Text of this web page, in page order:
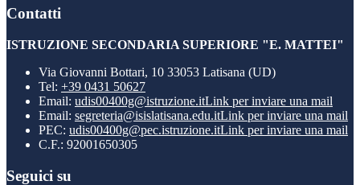
Contatti
ISTRUZIONE SECONDARIA SUPERIORE "E. MATTEI"
Via Giovanni Bottari, 10 33053 Latisana (UD)
Tel: +39 0431 50627
Email: udis00400g@istruzione.itLink per inviare una mail
Email: segreteria@isislatisana.edu.itLink per inviare una mail
PEC: udis00400g@pec.istruzione.itLink per inviare una mail
C.F.: 92001650305
Seguici su